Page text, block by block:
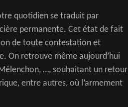
quotidien se traduit par
permanente. Cet état de fait
de toute contestation et
On retrouve même aujourd’hui
…, souhaitant un retour
entre autres, où l’armement